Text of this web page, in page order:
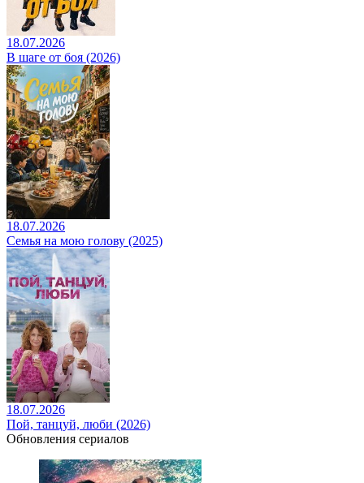
18.07.2026
В шаге от боя (2026)
18.07.2026
Семья на мою голову (2025)
18.07.2026
Пой, танцуй, люби (2026)
Обновления сериалов